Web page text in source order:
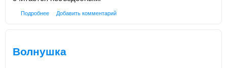
Подробнее Добавить комментарий
Волнушка